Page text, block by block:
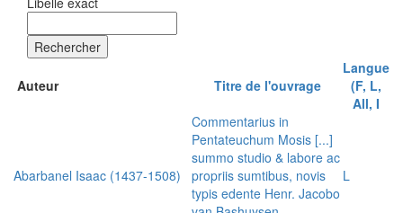
Rechercher
Auteur Titre de l'ouvrage
Langue
(F, L,
All, I
Abarbanel Isaac (1437-1508)
Commentarius in
Pentateuchum Mosis [...]
summo studio & labore ac
propriis sumtibus, novis
typis edente Henr. Jacobo
L